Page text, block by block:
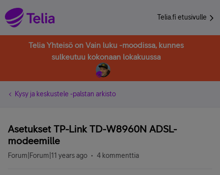
Telia.fi etusivulle
Telia Yhteisö on Vain luku -moodissa, kunnes
sulkeutuu kokonaan lokakuussa
Kysy ja keskustele -palstan arkisto
Asetukset TP-Link TD-W8960N ADSL-
modeemille
Forum|Forum|11 years ago 4 kommenttia